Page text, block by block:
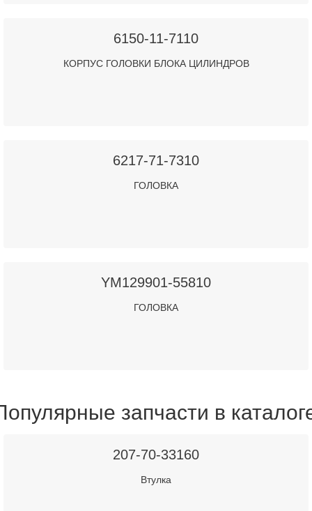
6150-11-7110
КОРПУС ГОЛОВКИ БЛОКА ЦИЛИНДРОВ
6217-71-7310
ГОЛОВКА
YM129901-55810
ГОЛОВКА
запчасти в
207-70-33160
Втулка